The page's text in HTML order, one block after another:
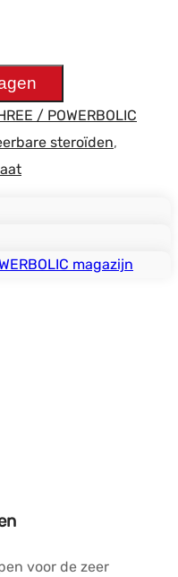
/ POWERBOLIC
steroïden,
magazijn
voor de zeer